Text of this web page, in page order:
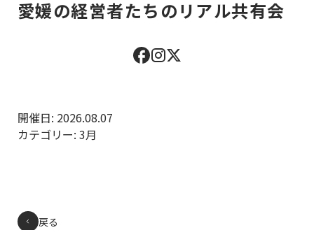
愛媛の経営者たちのリアル共有会
開催日: 2026.08.07
カテゴリー: 3月
戻る